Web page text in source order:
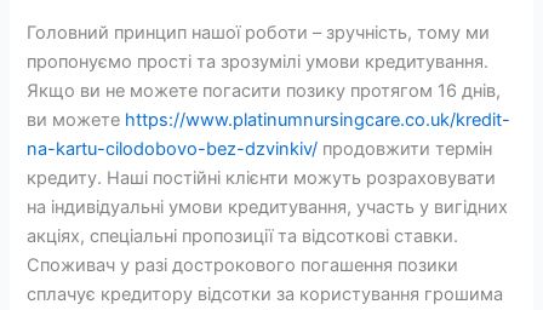
Головний принцип нашої роботи – зручність, тому ми
пропонуємо прості та зрозумілі умови кредитування.
Якщо ви не можете погасити позику протягом 16 днів,
ви можете https://www.platinumnursingcare.co.uk/kredit-
na-kartu-cilodobovo-bez-dzvinkiv/ продовжити термін
кредиту. Наші постійні клієнти можуть розраховувати
на індивідуальні умови кредитування, участь у вигідних
акціях, спеціальні пропозиції та відсоткові ставки.
Споживач у разі дострокового погашення позики
сплачує кредитору відсотки за користування грошима